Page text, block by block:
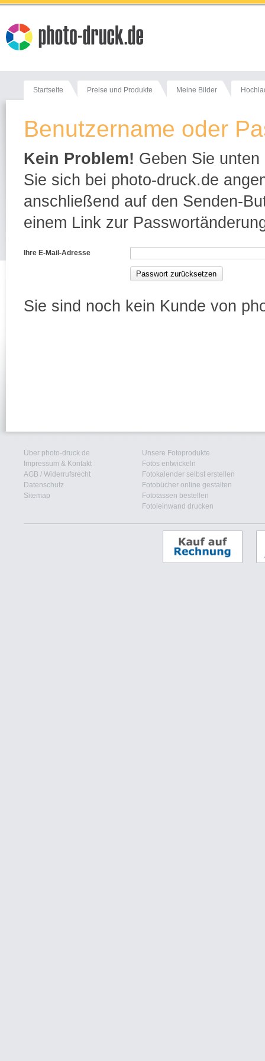
Startseite Preise und Produkte Meine Bilder
Benutzername oder
Kein Problem! Geben Sie
Sie sich bei photo-druck.de
anschließend auf den Senden-
einem Link zur
Ihre E-Mail-Adresse
Passwort zurücksetzen
Sie sind noch kein Kunde von
Über photo-druck.de
Impressum & Kontakt
AGB / Widerrufsrecht
Datenschutz
Sitemap
Unsere Fotoprodukte
Fotos entwickeln
Fotokalender selbst erstellen
Fotobücher online gestalten
Fototassen bestellen
Fotoleinwand drucken